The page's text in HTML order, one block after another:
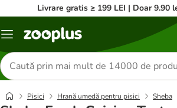
Livrare gratis ≥ 199 LEI | Doar 9.90
Categorii
Căutare
produse
Pisici Hrană umedă pentru pisici Sheba